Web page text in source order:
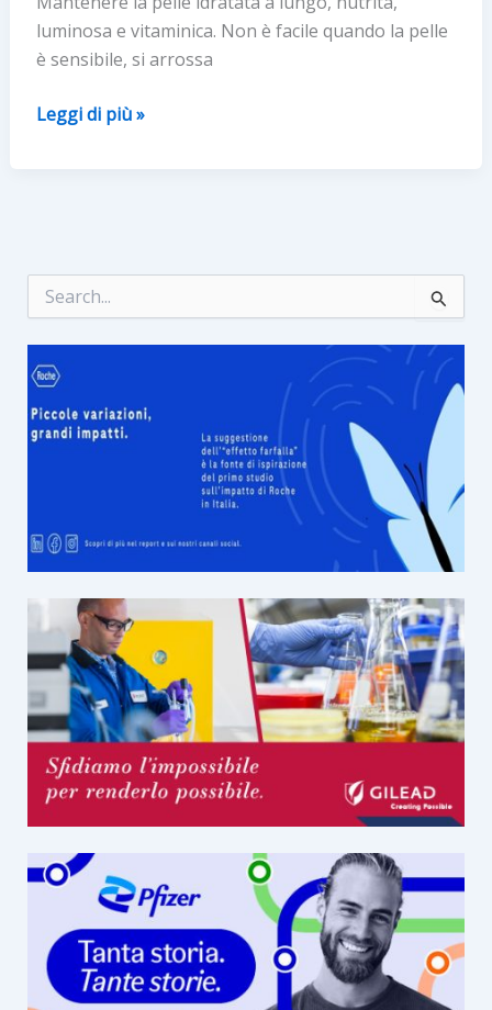
luminosa e vitaminica. Non è facile quando la pelle
è sensibile, si arrossa
Le
pelli
sensibili:
skincare
antifreddo
Leggi di più »
c
a